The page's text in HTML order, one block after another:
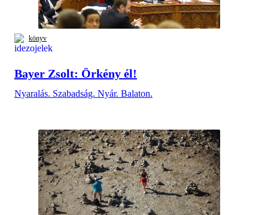
könyv
Bayer Zsolt: Örkény él!
Nyaralás. Szabadság. Nyár. Balaton.